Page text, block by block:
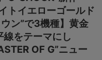
イトイエローゴールド
ン”で3機種】黄金
線をテーマにし
OF G”ニュー